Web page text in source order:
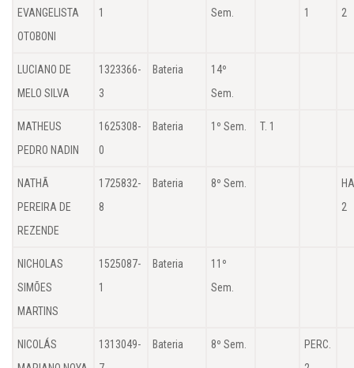
EVANGELISTA
OTOBONI
1
Sem.
1
2
LUCIANO DE
MELO SILVA
1323366-
3
Bateria
14º
Sem.
MATHEUS
PEDRO NADIN
1625308-
0
Bateria 1º Sem. T. 1
NATHÃ
PEREIRA DE
REZENDE
1725832-
8
Bateria 8º Sem.
2
NICHOLAS
SIMÕES
MARTINS
1525087-
1
Bateria
11º
Sem.
NICOLÁS
1313049-
Bateria 8º Sem.
PERC.